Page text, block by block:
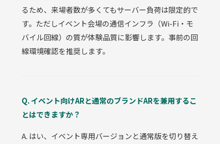
るため、来場者数が多くてもサーバー負荷は限定的で
す。ただしイベント会場の通信インフラ（Wi-Fi・モ
バイル回線）の質が体験品質に影響します。事前の回
線環境確認を推奨します。
Q. イベント向けARと通常のブランドARを兼用するこ
とはできますか？
A. はい、イベント専用バージョンと通常版を切り替え